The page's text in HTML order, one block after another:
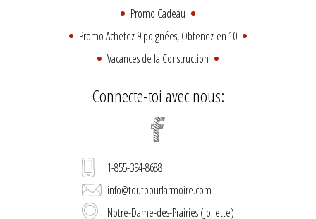
Promo Cadeau
Promo Achetez 9 poignées, Obtenez-en 10
Vacances de la Construction
Connecte-toi avec nous:
1-855-394-8688
info@toutpourlarmoire.com
Notre-Dame-des-Prairies (Joliette)